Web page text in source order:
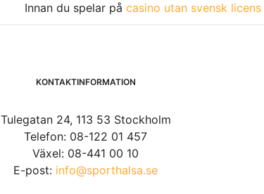
Innan du spelar på casino utan svensk licens
KONTAKTINFORMATION
Tulegatan 24, 113 53 Stockholm
Telefon: 08-122 01 457
Växel: 08-441 00 10
E-post: info@sporthalsa.se